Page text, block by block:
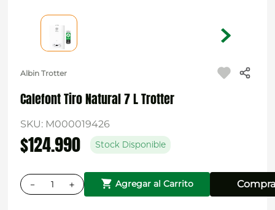
Albin Trotter
Calefont Tiro Natural 7 L Trotter
SKU: M000019426
$124.990 Stock Disponible
＋
－ Agregar al Carrito